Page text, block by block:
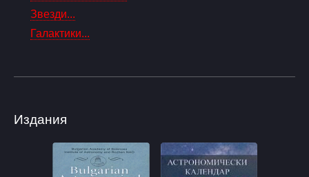
Звезди...
Галактики...
Издания